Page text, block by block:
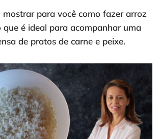
mostrar para você como fazer arroz
que é ideal para acompanhar uma
de pratos de carne e peixe.